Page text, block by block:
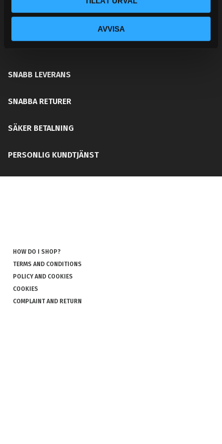
AVVISA
ditt chassi, bromssystem, motordelar &
säkerhetsutrustning. Med en personlig kundtjänst och
mångårig erfarenhet får du rätt del för ditt behov utan
att din plånboken blir tom!
SNABB LEVERANS
SNABBA RETURER
SÄKER BETALNING
PERSONLIG KUNDTJÄNST
HOW DO I SHOP?
TERMS AND CONDITIONS
POLICY AND COOKIES
COOKIES
COMPLAINT AND RETURN